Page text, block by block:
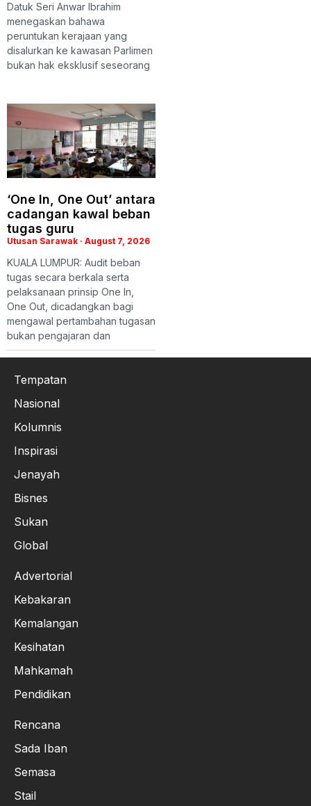
Datuk Seri Anwar Ibrahim
menegaskan bahawa
peruntukan kerajaan yang
disalurkan ke kawasan Parlimen
bukan hak eksklusif seseorang
‘One In, One Out’ antara
cadangan kawal beban
tugas guru
Utusan Sarawak August 7, 2026
KUALA LUMPUR: Audit beban
tugas secara berkala serta
pelaksanaan prinsip One In,
One Out, dicadangkan bagi
mengawal pertambahan tugasan
bukan pengajaran dan
Tempatan
Nasional
Kolumnis
Inspirasi
Jenayah
Bisnes
Sukan
Global
Advertorial
Kebakaran
Kemalangan
Kesihatan
Mahkamah
Pendidikan
Rencana
Sada Iban
Semasa
Stail